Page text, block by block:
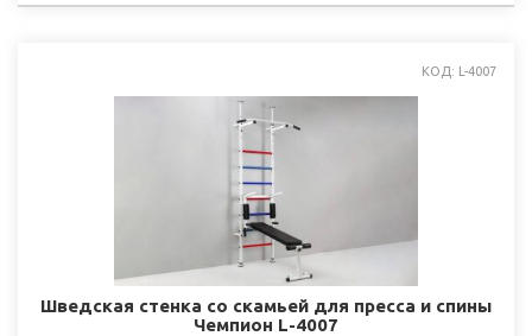
КОД: L-4007
Шведская стенка со скамьей для пресса и спины
Чемпион L-4007